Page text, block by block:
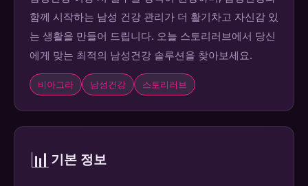
함께 시작하는 남성 건강 관리가 더 활기차고 자신감 있
는 생활을 만들어 드립니다. 오늘 스토리러브에서 당신
에게 맞는 최적의 남성건강 솔루션을 찾아보세요.
비아그라 남성건강 스토리러브
📊기본 정보